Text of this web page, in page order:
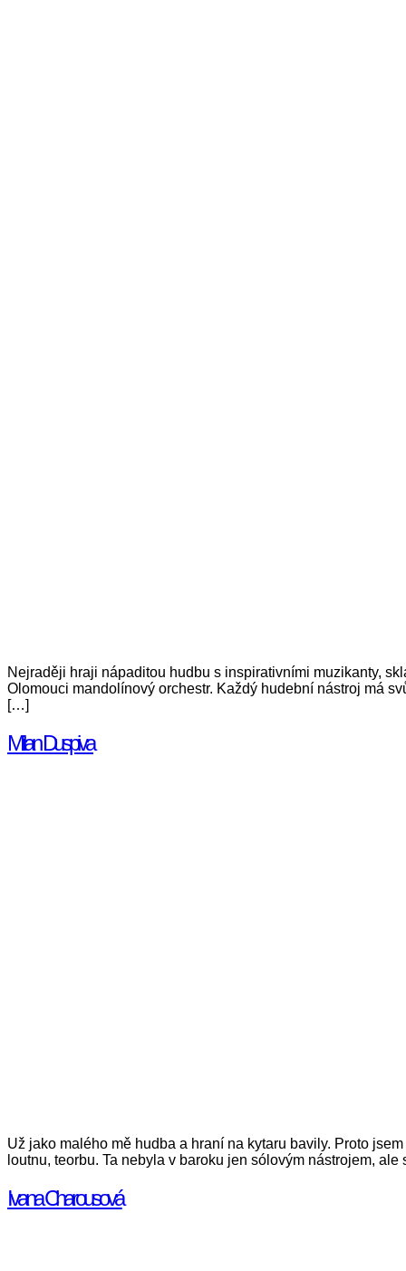
Nejraději hraji nápaditou hudbu s inspirativními muzikanty,
Olomouci mandolínový orchestr. Každý hudební nástroj má
[…]
Milan Duspiva
Už jako malého mě hudba a hraní na kytaru bavily. Proto
loutnu, teorbu. Ta nebyla v baroku jen sólovým nástrojem,
Ivana Charousová